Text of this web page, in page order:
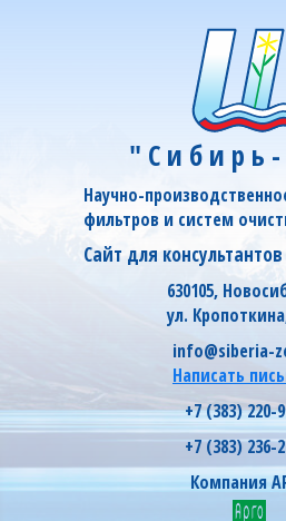
Научно-
фильтров и систем
Сайт для
630105,
ул.
info@siberia-
Написать
+7 (383) 220-
+7 (383) 236-
Компания